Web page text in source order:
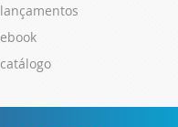
lançamentos
ebook
catálogo